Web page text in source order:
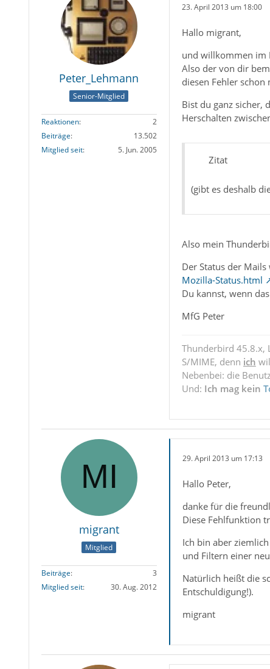
Peter_Lehmann
Senior-Mitglied
Reaktionen
2
Beiträge
13.502
Mitglied seit
5. Jun. 2005
23. April 2013 um 18:00
Hallo migrant,
und willkommen im
Also der von dir
diesen Fehler schon
Bist du ganz sicher,
Herschalten
Zitat
(gibt es deshalb
Also mein
Der Status der
Mozilla-Status.html
Du kannst, wenn
MfG Peter
Thunderbird 45.8.x,
S/MIME, denn ich
Nebenbei: die
Und: Ich mag kein
migrant
Mitglied
Beiträge
3
Mitglied seit
30. Aug. 2012
29. April 2013 um 17:13
Hallo Peter,
danke für die
Diese Fehlfunktion
Ich bin aber
und Filtern einer
Natürlich heißt die
Entschuldigung!).
migrant